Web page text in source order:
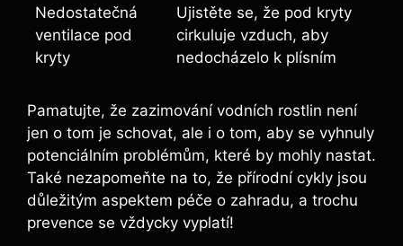
Nedostatečná
ventilace pod
kryty
Ujistěte se, že pod kryty
cirkuluje vzduch, aby
nedocházelo k plísním
Pamatujte, že zazimování vodních rostlin není
jen o tom je schovat, ale i o tom, aby se vyhnuly
potenciálním problémům, které by mohly nastat.
Také nezapomeňte na to, že přírodní cykly jsou
důležitým aspektem péče o zahradu, a trochu
prevence se vždycky vyplatí!